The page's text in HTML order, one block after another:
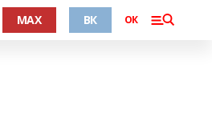
MAX ВК ОК